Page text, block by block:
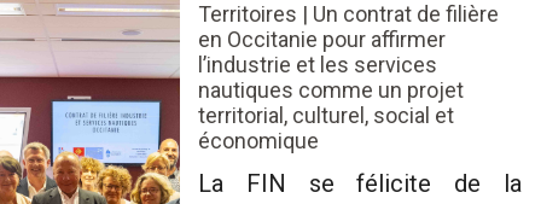
Territoires | Un contrat de filière
en Occitanie pour affirmer
l’industrie et les services
nautiques comme un projet
territorial, culturel, social et
économique
La FIN se félicite de la